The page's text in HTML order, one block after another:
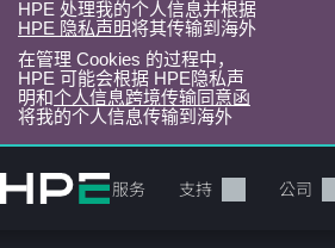
HPE 处理我的个人信息并根据
HPE 隐私声明将其传输到海外
在管理 Cookies 的过程中，
HPE 可能会根据 HPE隐私声
明和个人信息跨境传输同意函
将我的个人信息传输到海外
转
到
产品 服务 支持 公司